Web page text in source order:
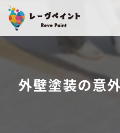
外壁塗装の意